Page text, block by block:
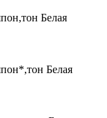
Белая
Белая